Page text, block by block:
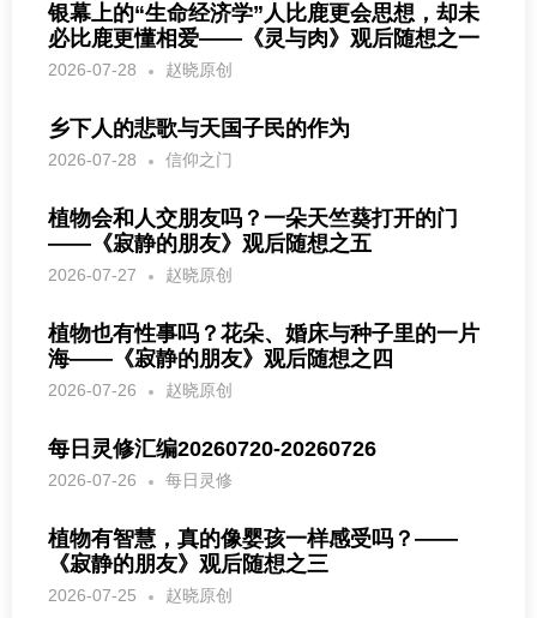
银幕上的“生命经济学”人比鹿更会思想，却未
必比鹿更懂相爱——《灵与肉》观后随想之一
2026-07-28 赵晓原创
乡下人的悲歌与天国子民的作为
2026-07-28 信仰之门
植物会和人交朋友吗？一朵天竺葵打开的门
——《寂静的朋友》观后随想之五
2026-07-27 赵晓原创
植物也有性事吗？花朵、婚床与种子里的一片
海——《寂静的朋友》观后随想之四
2026-07-26 赵晓原创
每日灵修汇编20260720-20260726
2026-07-26 每日灵修
植物有智慧，真的像婴孩一样感受吗？——
《寂静的朋友》观后随想之三
2026-07-25 赵晓原创